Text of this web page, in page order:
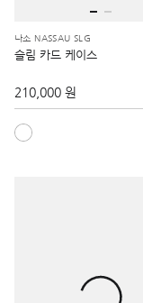
나소 NASSAU SLG
슬림 카드 케이스
210,000 원